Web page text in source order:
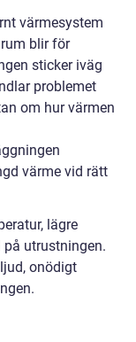
värmesystem
blir för
sticker iväg
problemet
om hur värmen
värme vid rätt
lägre
utrustningen.
onödigt